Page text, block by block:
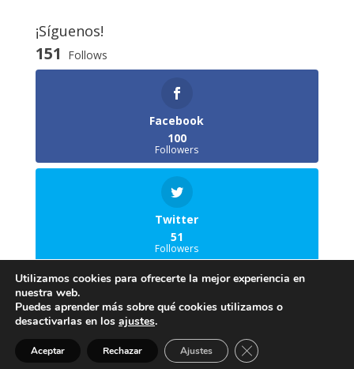
¡Síguenos!
151 Follows
Facebook
100
Followers
Twitter
51
Followers
© Antonio José Delgado Lacal | Aviso Legal
Política de Cookies- Política de Privacidad
Utilizamos cookies para ofrecerte la mejor experiencia en
nuestra web.
Puedes aprender más sobre qué cookies utilizamos o
desactivarlas en los ajustes.
Aceptar Rechazar Ajustes Cerrar el banner de